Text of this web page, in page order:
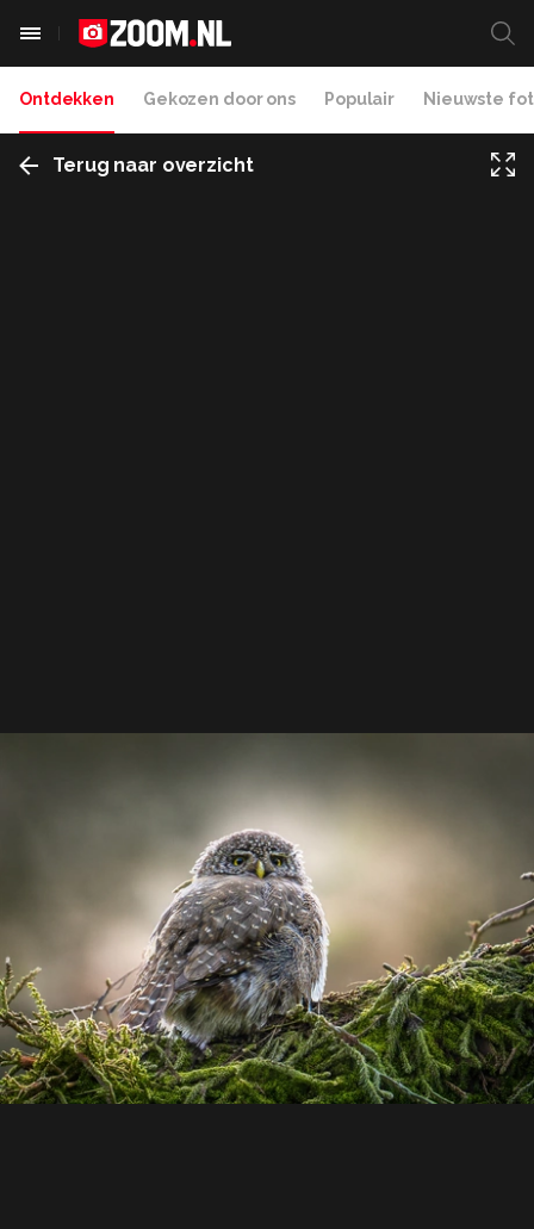
Ontdekken Gekozen door ons Populair Nieuwste
Terug naar overzicht